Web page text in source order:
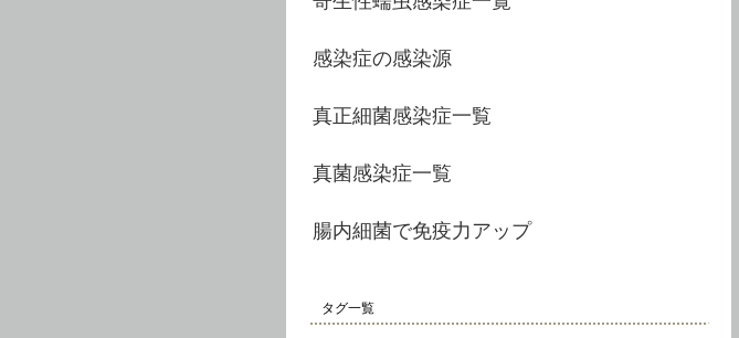
感染症の感染源
真正細菌感染症一覧
真菌感染症一覧
腸内細菌で免疫力アップ
タグ一覧